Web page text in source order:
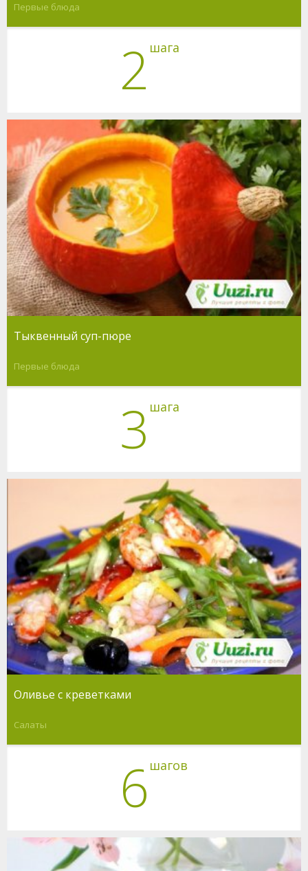
Первые блюда
2 шага
Тыквенный суп-пюре
Первые блюда
3 шага
Оливье с креветками
Салаты
6 шагов